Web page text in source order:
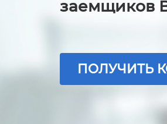
заемщиков
ПОЛУЧИТЬ